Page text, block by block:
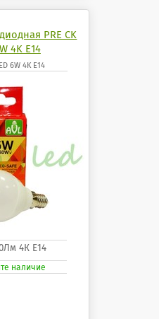
PRE CK
4K E14
6W 4K E14
4К Е14
наличие